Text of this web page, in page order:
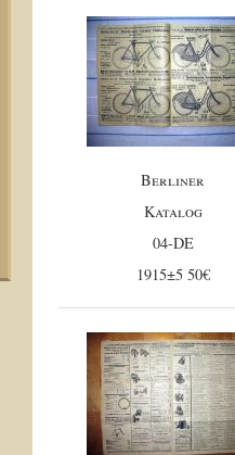
Berliner
Katalog
04-DE
1915±5 50€